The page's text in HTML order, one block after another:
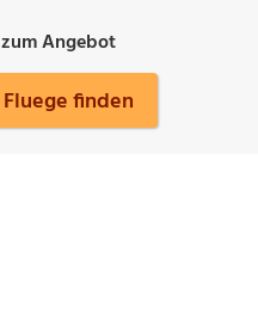
zum Angebot
Fluege finden